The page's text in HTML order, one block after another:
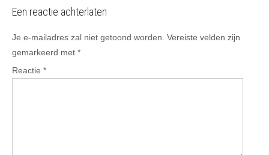
Een reactie achterlaten
Je e-mailadres zal niet getoond worden. Vereiste velden zijn
gemarkeerd met *
Reactie *